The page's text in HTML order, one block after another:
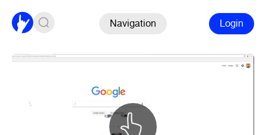
Navigation Login